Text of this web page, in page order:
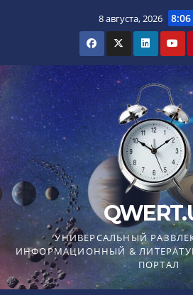
8 августа, 2026
УНИВЕРСАЛЬНЫЙ
ИНФОРМАЦИОННЫЙ &
ПОРТАЛ